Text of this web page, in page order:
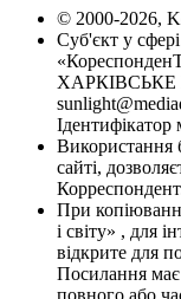
© 2000-2026,
Суб'єкт у
ХАРКІВСЬКЕ
Ідентифікатор
Використання
сайті,
При
і світу» , для
відкрите для
Посилання має